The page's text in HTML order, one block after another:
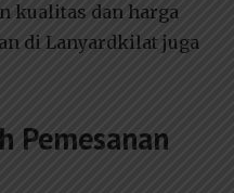
kualitas dan harga
di Lanyardkilat juga
Pemesanan